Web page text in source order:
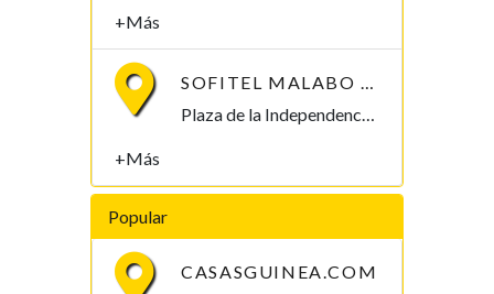
+Más
+Más
Popular
CASASGUINEA.COM